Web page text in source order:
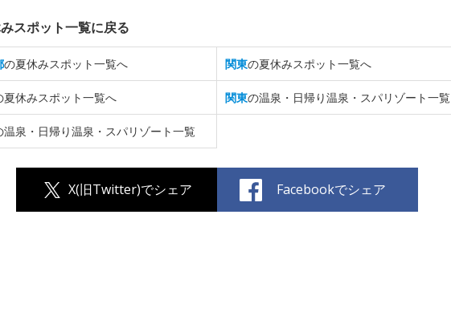
スポット一覧に戻る
の夏休みスポット一覧へ 関東の夏休みスポット一覧へ
夏休みスポット一覧へ 関東の温泉・日帰り温泉・スパリゾート一覧
温泉・日帰り温泉・スパリゾート一覧
X(旧Twitter)でシェア Facebookでシェア